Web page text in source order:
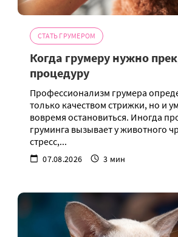
СТАТЬ ГРУМЕРОМ
Когда грумеру нужно
процедуру
Профессионализм грумера
только качеством стрижки, но и
вовремя остановиться. Иногда
груминга вызывает у животного
стресс,...
07.08.2026 3 мин